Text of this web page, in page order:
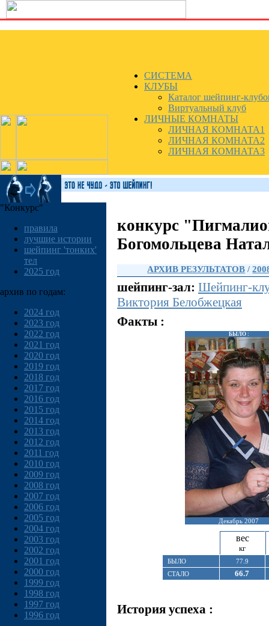
СИСТЕМА
КЛУБЫ
Каталог шейпинг-
Виртуальный клуб
ЛИЧНЫЕ КОМНАТЫ
ЛИЧНАЯ КОМНАТА1
ЛИЧНАЯ КОМНАТА2
ЛИЧНАЯ КОМНАТА3
"Конкурс"
правила
лучшие истории
шейпинг 'тонких'
тел
2025 год
архив по годам:
2024 год
2023 год
2022 год
2021 год
2020 год
2019 год
2018 год
2017 год
2016 год
2015 год
2014 год
2013 год
2012 год
2011 год
2010 год
2009 год
2008 год
2007 год
2006 год
2005 год
2004 год
2003 год
2002 год
2001 год
2000 год
1999 год
1998 год
1997 год
1996 год
конкурс
Богомольцева
АРХИВ РЕЗУЛЬТАТОВ /
шейпинг-зал: Шейпинг-
Виктория Белобжецкая
Факты :
БЫЛО :
Декабрь 2007
вес
кг
БЫЛО
77.9
СТАЛО
66.7
История успеха :